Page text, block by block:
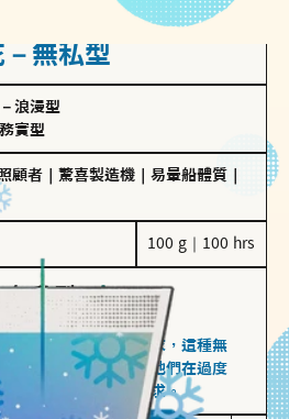
無私型
－ 浪漫型
務實型
顧者 驚喜製造機 易暈船體質
100 g｜100 hrs
無私型
海鹽、雪花
護、滿足另一半的需求，這種無
係連結，但也可能讓他們在過度
，忽略自己真正的需求。